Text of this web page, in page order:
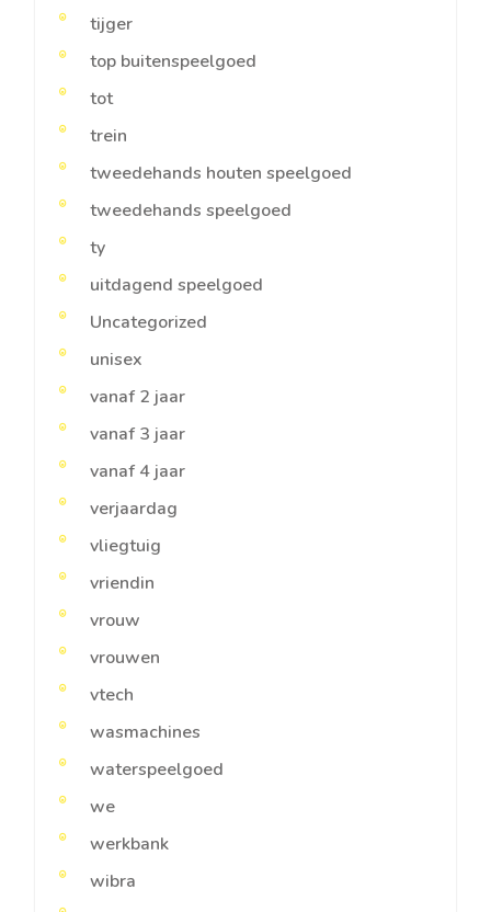
tijger
top buitenspeelgoed
tot
trein
tweedehands houten speelgoed
tweedehands speelgoed
ty
uitdagend speelgoed
Uncategorized
unisex
vanaf 2 jaar
vanaf 3 jaar
vanaf 4 jaar
verjaardag
vliegtuig
vriendin
vrouw
vrouwen
vtech
wasmachines
waterspeelgoed
we
werkbank
wibra